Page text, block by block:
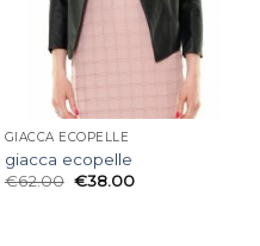
GIACCA ECOPELLE
giacca ecopelle
€62.00 €38.00